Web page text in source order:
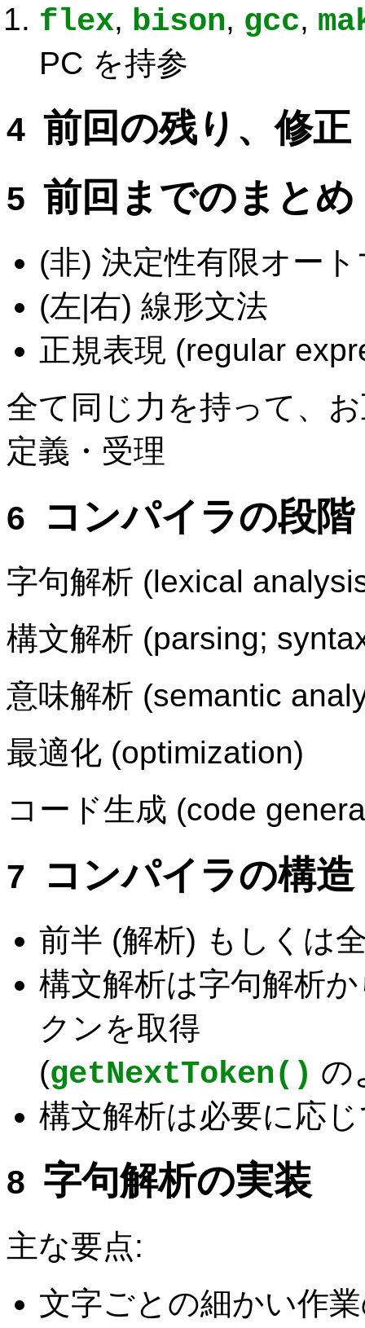
flex, bison, gcc,
PC を持参
前回の残り、修正
前回までのまとめ
(非) 決定性有限オー
(左|右) 線形文法
正規表現 (regular
全て同じ力を持って、
定義・受理
コンパイラの段階
字句解析 (lexical
構文解析 (parsing;
意味解析 (semantic
最適化 (optimization)
コード生成 (code
コンパイラの構造
前半 (解析) もしくは
構文解析は字句解析
クンを取得
(getNextToken() の
構文解析は必要に応
字句解析の実装
主な要点:
文字ごとの細かい作